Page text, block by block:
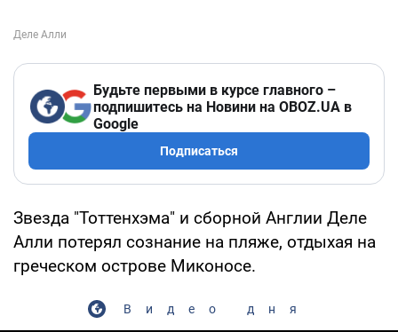
Будьте первыми в курсе главного –
подпишитесь на Новини на OBOZ.UA в
Google
Подписаться
Звезда "Тоттенхэма" и сборной Англии Деле
Алли потерял сознание на пляже, отдыхая на
греческом острове Миконосе.
Видео дня